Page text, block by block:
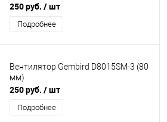
250 руб. / шт
Подробнее
Вентилятор Gembird D8015SM-3 (80
мм)
250 руб. / шт
Подробнее